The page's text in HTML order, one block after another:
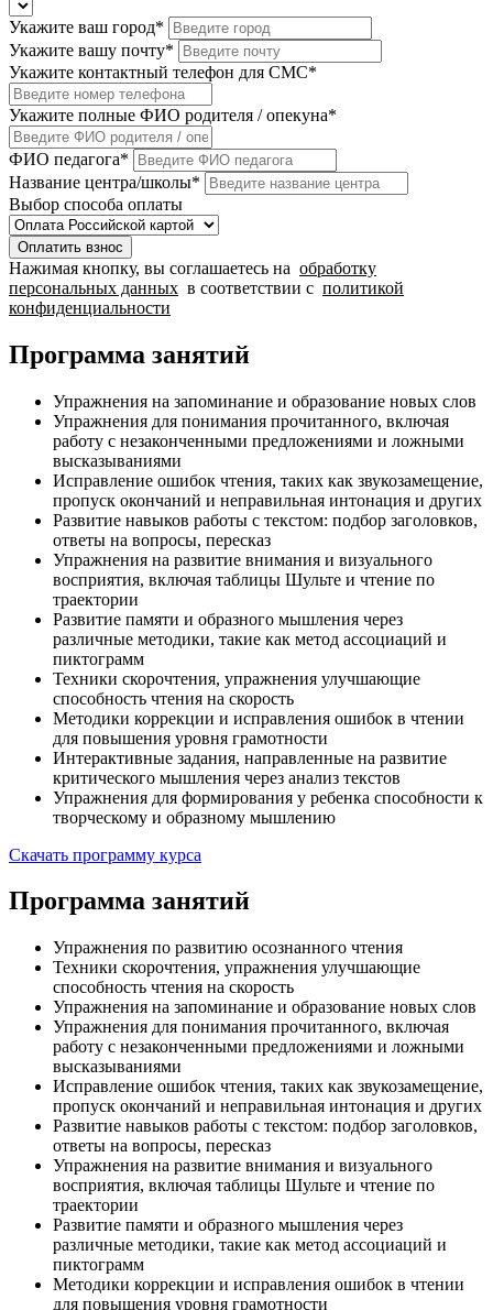
Укажите ваш город*
Укажите вашу почту*
Укажите контактный телефон для СМС*
Укажите полные ФИО родителя / опекуна*
ФИО педагога*
Название центра/школы*
Выбор способа оплаты
Оплатить взнос
Нажимая кнопку, вы соглашаетесь на обработку
персональных данных в соответствии с политикой
конфиденциальности
Программа занятий
Упражнения на запоминание и образование новых слов
Упражнения для понимания прочитанного, включая
работу с незаконченными предложениями и ложными
высказываниями
Исправление ошибок чтения, таких как звукозамещение,
пропуск окончаний и неправильная интонация и других
Развитие навыков работы с текстом: подбор заголовков,
ответы на вопросы, пересказ
Упражнения на развитие внимания и визуального
восприятия, включая таблицы Шульте и чтение по
траектории
Развитие памяти и образного мышления через
различные методики, такие как метод ассоциаций и
пиктограмм
Техники скорочтения, упражнения улучшающие
способность чтения на скорость
Методики коррекции и исправления ошибок в чтении
для повышения уровня грамотности
Интерактивные задания, направленные на развитие
критического мышления через анализ текстов
Упражнения для формирования у ребенка способности к
творческому и образному мышлению
Скачать программу курса
Программа занятий
Упражнения по развитию осознанного чтения
Техники скорочтения, упражнения улучшающие
способность чтения на скорость
Упражнения на запоминание и образование новых слов
Упражнения для понимания прочитанного, включая
работу с незаконченными предложениями и ложными
высказываниями
Исправление ошибок чтения, таких как звукозамещение,
пропуск окончаний и неправильная интонация и других
Развитие навыков работы с текстом: подбор заголовков,
ответы на вопросы, пересказ
Упражнения на развитие внимания и визуального
восприятия, включая таблицы Шульте и чтение по
траектории
Развитие памяти и образного мышления через
различные методики, такие как метод ассоциаций и
пиктограмм
Методики коррекции и исправления ошибок в чтении
для повышения уровня грамотности